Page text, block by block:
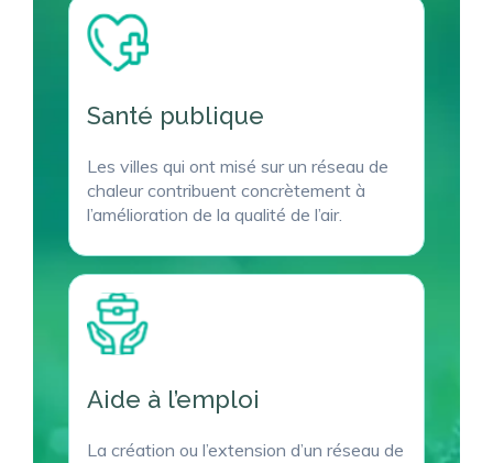
Santé publique
Les villes qui ont misé sur un réseau de
chaleur contribuent concrètement à
l’amélioration de la qualité de l’air.
Aide à l’emploi
La création ou l’extension d’un réseau de